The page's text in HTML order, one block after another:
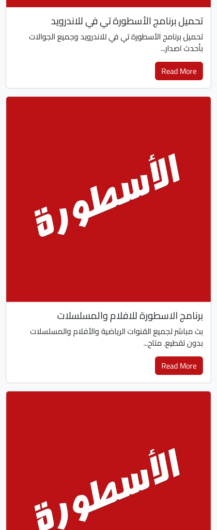
تحميل برنامج الأسطورة تي في للاندرويد
تحميل برنامج الأسطورة تي في للاندرويد وجميع الجوالات
بأحدث اصدار...
Read More
برنامج الاسطورة للافلام والمسلسلات
بث مباشر لجميع القنوات الرياضية والأفلام والمسلسلات
بدون تقطيع. متاح...
Read More